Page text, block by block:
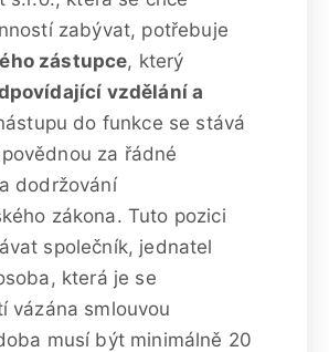
zabývat, potřebuje
zástupce, který
vzdělání a
do funkce se stává
za řádné
dodržování
zákona. Tuto pozici
společník, jednatel
která je se
vázána smlouvou
musí být minimálně 20